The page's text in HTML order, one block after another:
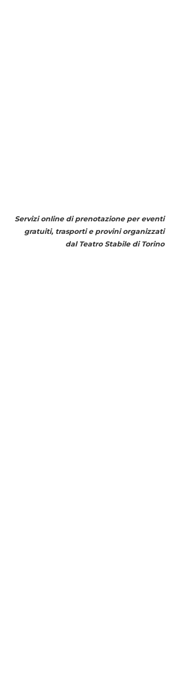
Servizi online di prenotazione per eventi
gratuiti, trasporti e provini organizzati
dal Teatro Stabile di Torino